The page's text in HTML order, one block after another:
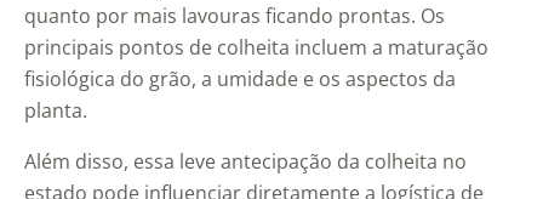
quanto por mais lavouras ficando prontas. Os
principais pontos de colheita incluem a maturação
fisiológica do grão, a umidade e os aspectos da
planta.
Além disso, essa leve antecipação da colheita no
estado pode influenciar diretamente a logística de